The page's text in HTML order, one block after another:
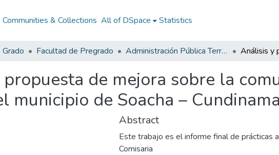
Communities & Collections All of DSpace Statistics
Facultad de Pregrado Administración Pública Territorial (APT)
de mejora sobre la
municipio de Soacha –
Abstract
Este trabajo es el informe final de prácticas
Comisaria